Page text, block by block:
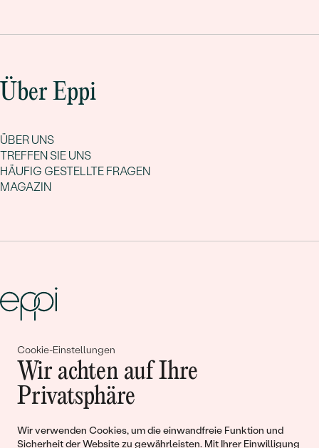
Cookie-Einstellungen
Wir achten auf Ihre
Privatsphäre
Wir verwenden Cookies, um die einwandfreie Funktion und
Sicherheit der Website zu gewährleisten. Mit Ihrer Einwilligung
Über Eppi
ÜBER UNS
TREFFEN SIE UNS
HÄUFIG GESTELLTE FRAGEN
MAGAZIN
Gemeinsam erschaffen wir
Geschichten von Schönheit und
Liebe